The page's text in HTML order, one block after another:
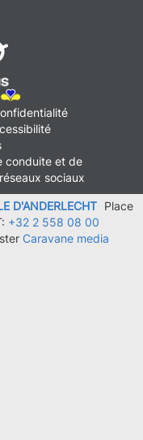
conduite et de
sociaux
D'ANDERLECHT
Place
+32 2 558 08 00
Caravane media